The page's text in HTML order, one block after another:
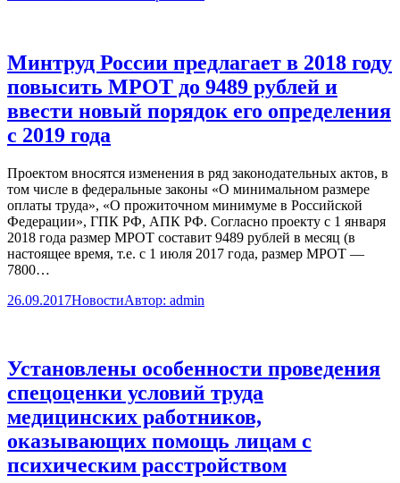
Минтруд России предлагает в 2018 году
повысить МРОТ до 9489 рублей и
ввести новый порядок его определения
с 2019 года
Проектом вносятся изменения в ряд законодательных актов, в
том числе в федеральные законы «О минимальном размере
оплаты труда», «О прожиточном минимуме в Российской
Федерации», ГПК РФ, АПК РФ. Согласно проекту с 1 января
2018 года размер МРОТ составит 9489 рублей в месяц (в
настоящее время, т.е. с 1 июля 2017 года, размер МРОТ —
7800…
26.09.2017НовостиАвтор: admin
Установлены особенности проведения
спецоценки условий труда
медицинских работников,
оказывающих помощь лицам с
психическим расстройством